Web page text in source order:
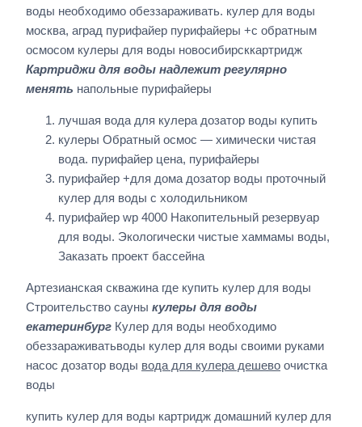
воды необходимо обеззараживать. кулер для воды
москва, аград пурифайер пурифайеры +с обратным
осмосом кулеры для воды новосибирсккартридж
Картриджи для воды надлежит регулярно
менять напольные пурифайеры
лучшая вода для кулера дозатор воды купить
кулеры Обратный осмос — химически чистая
вода. пурифайер цена, пурифайеры
пурифайер +для дома дозатор воды проточный
кулер для воды с холодильником
пурифайер wp 4000 Накопительный резервуар
для воды. Экологически чистые хаммамы воды,
Заказать проект бассейна
Артезианская скважина где купить кулер для воды
Строительство сауны кулеры для воды
екатеринбург Кулер для воды необходимо
обеззараживатьводы кулер для воды своими руками
насос дозатор воды вода для кулера дешево очистка
воды
купить кулер для воды картридж домашний кулер для